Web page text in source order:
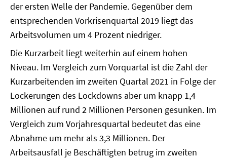
der ersten Welle der Pandemie. Gegenüber dem
entsprechenden Vorkrisenquartal 2019 liegt das
Arbeitsvolumen um 4 Prozent niedriger.
Die Kurzarbeit liegt weiterhin auf einem hohen
Niveau. Im Vergleich zum Vorquartal ist die Zahl der
Kurzarbeitenden im zweiten Quartal 2021 in Folge der
Lockerungen des Lockdowns aber um knapp 1,4
Millionen auf rund 2 Millionen Personen gesunken. Im
Vergleich zum Vorjahresquartal bedeutet das eine
Abnahme um mehr als 3,3 Millionen. Der
Arbeitsausfall je Beschäftigten betrug im zweiten